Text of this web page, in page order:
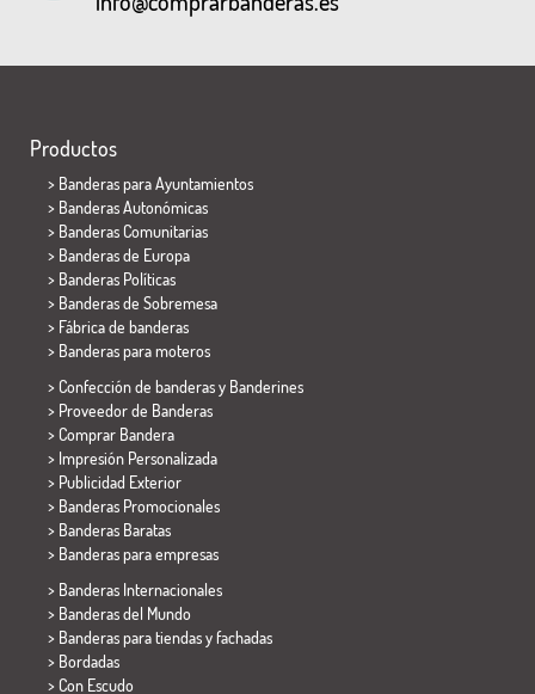
Productos
> Banderas para Ayuntamientos
> Banderas Autonómicas
> Banderas Comunitarias
> Banderas de Europa
> Banderas Políticas
> Banderas de Sobremesa
> Fábrica de banderas
> Banderas para moteros
> Confección de banderas y Banderines
> Proveedor de Banderas
> Comprar Bandera
> Impresión Personalizada
> Publicidad Exterior
> Banderas Promocionales
> Banderas Baratas
> Banderas para empresas
> Banderas Internacionales
> Banderas del Mundo
> Banderas para tiendas y fachadas
> Bordadas
> Con Escudo